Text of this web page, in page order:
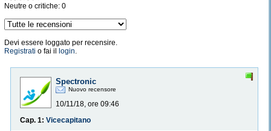
Neutre o critiche: 0
Devi essere loggato per recensire.
Registrati o fai il login.
Spectronic
Nuovo recensore
10/11/18, ore 09:46
Cap. 1: Vicecapitano